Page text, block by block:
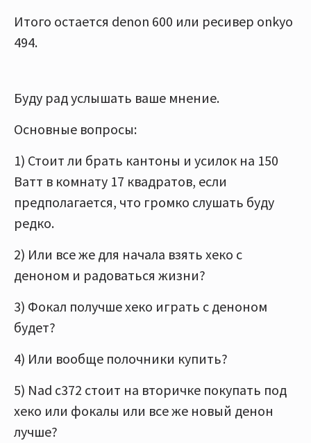
Итого остается denon 600 или ресивер onkyo
494.
Буду рад услышать ваше мнение.
Основные вопросы:
1) Стоит ли брать кантоны и усилок на 150
Ватт в комнату 17 квадратов, если
предполагается, что громко слушать буду
редко.
2) Или все же для начала взять хеко с
деноном и радоваться жизни?
3) Фокал получше хеко играть с деноном
будет?
4) Или вообще полочники купить?
5) Nad c372 стоит на вторичке покупать под
хеко или фокалы или все же новый денон
лучше?